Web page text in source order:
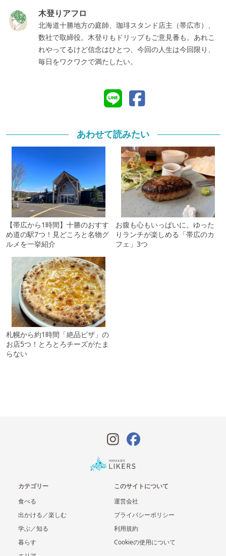
木登りアフロ
北海道十勝地方の庭師、珈琲スタンド店主（帯広市）、
数社で取締役。木登りもドリップもご意見番も。あれこ
れやってるけど信念はひとつ、今回の人生は今回限り、
毎日をワクワクで満たしたい。
あわせて読みたい
【帯広から1時間】十勝のおすす
め道の駅7つ！見どころと名物グ
ルメを一挙紹介
お腹も心もいっぱいに。ゆった
りランチが楽しめる「帯広のカ
フェ」3つ
札幌から約1時間「絶品ピザ」の
お店5つ！とろとろチーズがたま
らない
カテゴリー
食べる
出かける／楽しむ
学ぶ／知る
暮らす
このサイトについて
運営会社
プライバシーポリシー
利用規約
Cookieの使用について